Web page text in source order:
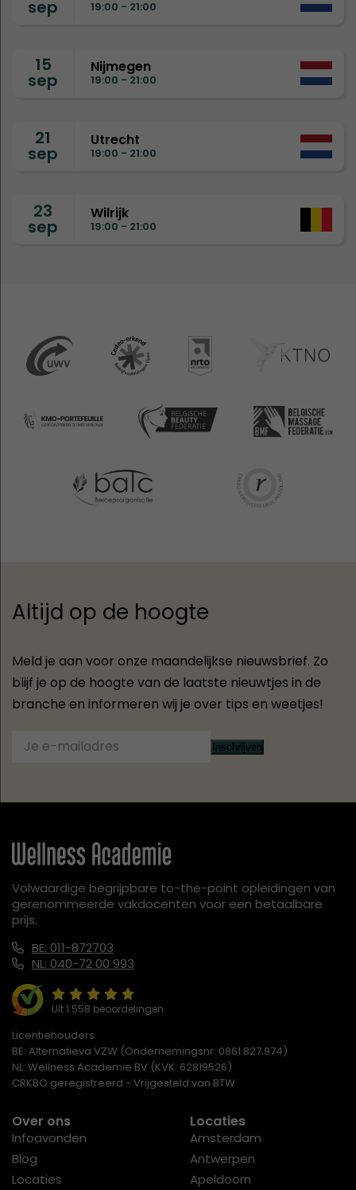
sep 19:00 - 21:00
15
sep
Nijmegen
19:00 - 21:00
21
sep
Utrecht
19:00 - 21:00
23
sep
Wilrijk
19:00 - 21:00
Altijd op de hoogte
Meld je aan voor onze maandelijkse nieuwsbrief. Zo
blijf je op de hoogte van de laatste nieuwtjes in de
branche en informeren wij je over tips en weetjes!
Inschrijven
Volwaardige begrijpbare to-the-point opleidingen van
gerenommeerde vakdocenten voor een betaalbare
prijs.
BE: 011-872703
NL: 040-72 00 993
Uit 1.558 beoordelingen
Licentiehouders
BE: Alternatieva VZW (Ondernemingsnr: 0861.827.974)
NL: Wellness Academie BV (KVK: 62819526)
CRKBO geregistreerd - Vrijgesteld van BTW
Over ons
Infoavonden
Blog
Locaties
Locaties
Amsterdam
Antwerpen
Apeldoorn